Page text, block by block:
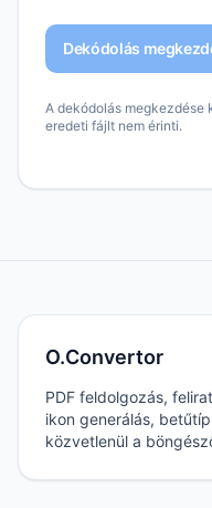
Dekódolás
A dekódolás megkezdése
eredeti fájlt nem érinti.
O.Convertor
PDF feldolgozás,
ikon generálás,
közvetlenül a